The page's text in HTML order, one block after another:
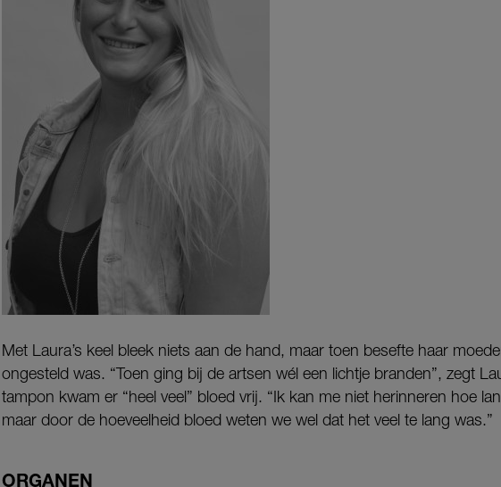
Met Laura’s keel bleek niets aan de hand, maar toen besefte haar
ongesteld was. “Toen ging bij de artsen wél een lichtje branden”, zegt
tampon kwam er “heel veel” bloed vrij. “Ik kan me niet herinneren hoe
maar door de hoeveelheid bloed weten we wel dat het veel te lang was.”
ORGANEN